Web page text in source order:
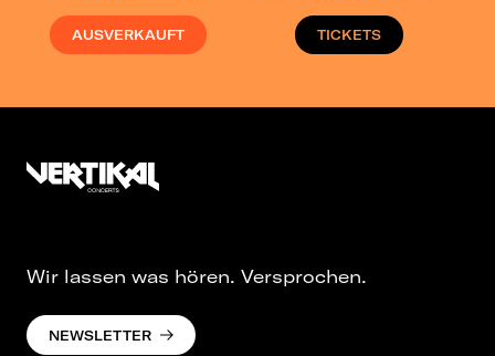
AUSVERKAUFT TICKETS
Wir lassen was hören. Versprochen.
NEWSLETTER